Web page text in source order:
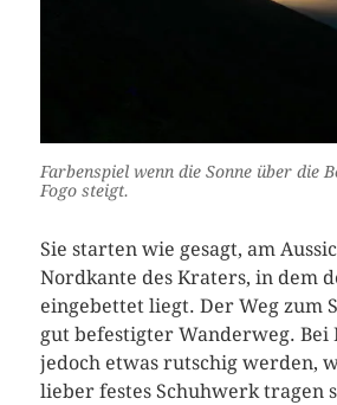
Farbenspiel wenn die Sonne über die
Fogo steigt.
Sie starten wie gesagt, am
Nordkante des Kraters, in dem
eingebettet liegt. Der Weg zum
gut befestigter Wanderweg. Bei
jedoch etwas rutschig werden,
lieber festes Schuhwerk tragen